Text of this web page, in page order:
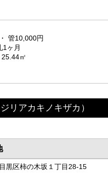
・ 管10,000円
1ヶ月
㎡
ジリアカキノキザカ）
黒区柿の木坂１丁目28-15